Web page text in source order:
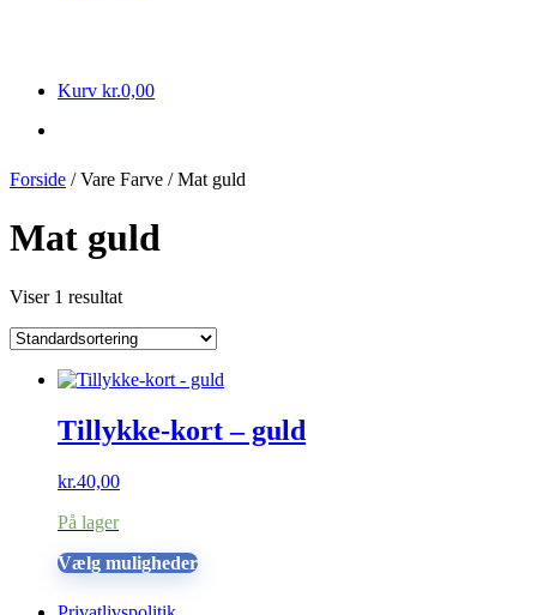
Kurv kr.0,00
Forside / Vare Farve / Mat guld
Mat guld
Viser 1 resultat
Tillykke-kort – guld
kr.40,00
På lager
Vælg mulighederDette